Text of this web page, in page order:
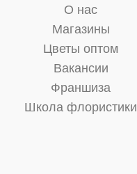
О нас
Магазины
Цветы оптом
Вакансии
Франшиза
Школа флористики